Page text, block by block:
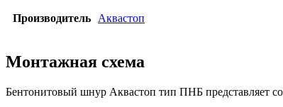
Производитель Аквастоп
Монтажная схема
Бентонитовый шнур Аквастоп тип ПНБ представляет